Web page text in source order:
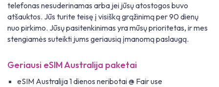
telefonas nesuderinamas arba jei jūsų atostogos buvo
atšauktos. Jūs turite teisę į visišką grąžinimą per 90 dienų
nuo pirkimo. Jūsų pasitenkinimas yra mūsų prioritetas, ir mes
stengiamės suteikti jums geriausią įmanomą paslaugą.
Geriausi eSIM Australija paketai
eSIM Australija 1 dienos neribotai @ Fair use